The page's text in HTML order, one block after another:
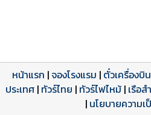
โปรแกรมทัวร์
ดาวน์โหล
รีวิวลูกค้าจริง
รีวิวจาก eTravelWay
เ
ใบอนุญาตนำเที่ยว
เลขที่ 11/11450
เปิดห
หน้าแรก |จองโรงแรม | ตั๋วเครื่องบิ
ประเทศ | ทัวร์ไทย | ทัวร์ไฟไหม้ | เรือ
| นโยบายความ